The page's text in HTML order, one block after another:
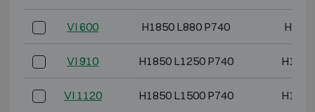
VI 600 H1850 L880 P740
VI 910 H1850 L1250 P740
VI 1120 H1850 L1500 P740